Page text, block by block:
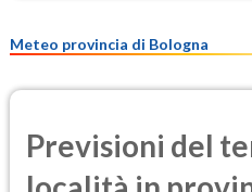
Meteo provincia di Bologna
Previsioni del